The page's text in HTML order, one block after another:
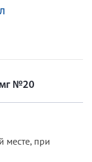
№20
месте, при